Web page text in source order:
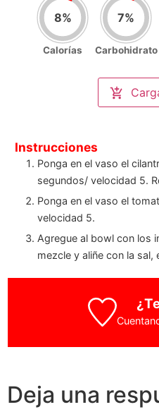
8%
Calorías
7%
Carbohidrato
Nutrición
Calorías
Carbohidrato
Instrucciones
Ponga en el vaso el
segundos/ velocidad 5.
Ponga en el vaso el
velocidad 5.
Agregue al bowl con los
mezcle y aliñe con la sal,
Deja una